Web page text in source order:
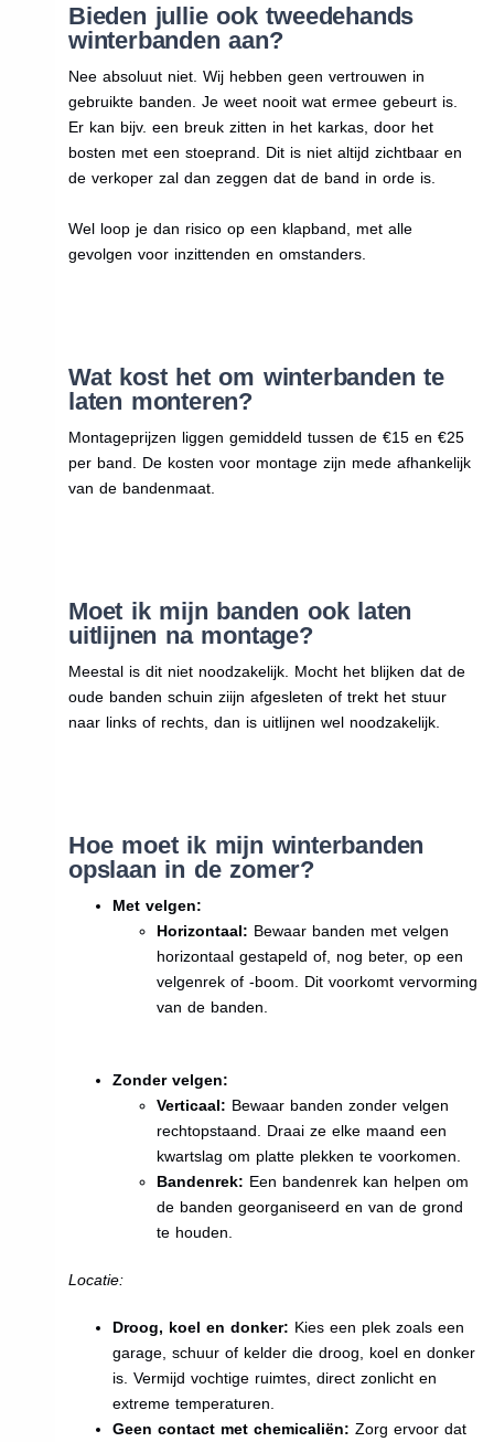
Bieden jullie ook tweedehands
winterbanden aan?
Nee absoluut niet. Wij hebben geen vertrouwen in
gebruikte banden. Je weet nooit wat ermee gebeurt is.
Er kan bijv. een breuk zitten in het karkas, door het
bosten met een stoeprand. Dit is niet altijd zichtbaar en
de verkoper zal dan zeggen dat de band in orde is.
Wel loop je dan risico op een klapband, met alle
gevolgen voor inzittenden en omstanders.
Wat kost het om winterbanden te
laten monteren?
Montageprijzen liggen gemiddeld tussen de €15 en €25
per band. De kosten voor montage zijn mede afhankelijk
van de bandenmaat.
Moet ik mijn banden ook laten
uitlijnen na montage?
Meestal is dit niet noodzakelijk. Mocht het blijken dat de
oude banden schuin ziijn afgesleten of trekt het stuur
naar links of rechts, dan is uitlijnen wel noodzakelijk.
Hoe moet ik mijn winterbanden
opslaan in de zomer?
Met velgen:
Horizontaal: Bewaar banden met velgen
horizontaal gestapeld of, nog beter, op een
velgenrek of -boom. Dit voorkomt vervorming
van de banden.
Zonder velgen:
Verticaal: Bewaar banden zonder velgen
rechtopstaand. Draai ze elke maand een
kwartslag om platte plekken te voorkomen.
Bandenrek: Een bandenrek kan helpen om
de banden georganiseerd en van de grond
te houden.
Locatie:
Droog, koel en donker: Kies een plek zoals een
garage, schuur of kelder die droog, koel en donker
is. Vermijd vochtige ruimtes, direct zonlicht en
extreme temperaturen.
Geen contact met chemicaliën: Zorg ervoor dat